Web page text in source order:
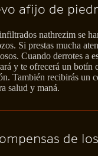
afijo de
nathrezim se
Si prestas mucha
Cuando derrotes a
y te ofrecerá un botín
También recibirás un
salud y maná.
de